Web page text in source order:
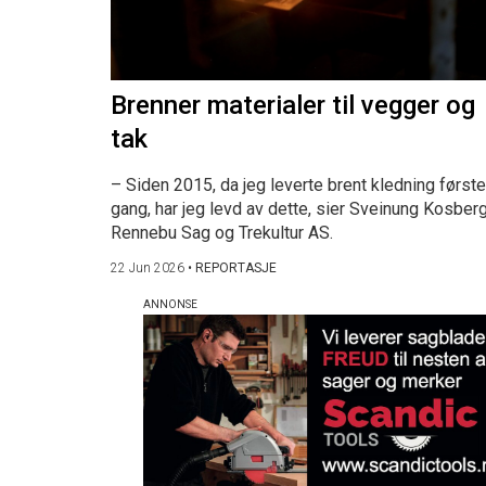
Brenner materialer til vegger og
tak
– Siden 2015, da jeg leverte brent kledning første
gang, har jeg levd av dette, sier Sveinung
Rennebu Sag og Trekultur AS.
22 Jun 2026 • REPORTASJE